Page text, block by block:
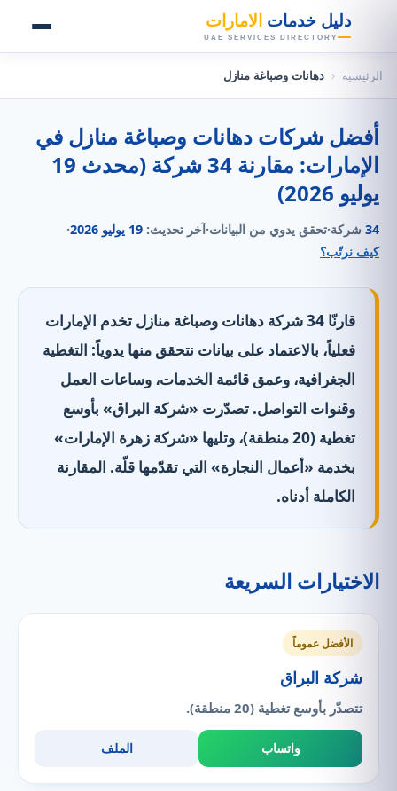
دليل خدمات الامارات
UAE SERVICES DIRECTORY
الرئيسية ‹ دهانات وصباغة منازل
أفضل شركات دهانات وصباغة منازل في
الإمارات: مقارنة 34 شركة (محدث 19
يوليو 2026)
34 شركة·تحقق يدوي من البيانات·آخر تحديث: 19 يوليو 2026
·
كيف نرتّب؟
قارنّا 34 شركة دهانات وصباغة منازل تخدم الإمارات
فعلياً، بالاعتماد على بيانات نتحقق منها يدوياً: التغطية
الجغرافية، وعمق قائمة الخدمات، وساعات العمل
وقنوات التواصل. تصدّرت «شركة البراق» بأوسع
تغطية (20 منطقة)، وتليها «شركة زهرة الإمارات»
بخدمة «أعمال النجارة» التي تقدّمها قلّة. المقارنة
الكاملة أدناه.
الاختيارات السريعة
الأفضل عموماً
شركة البراق
تتصدّر بأوسع تغطية (20 منطقة).
واتساب الملف